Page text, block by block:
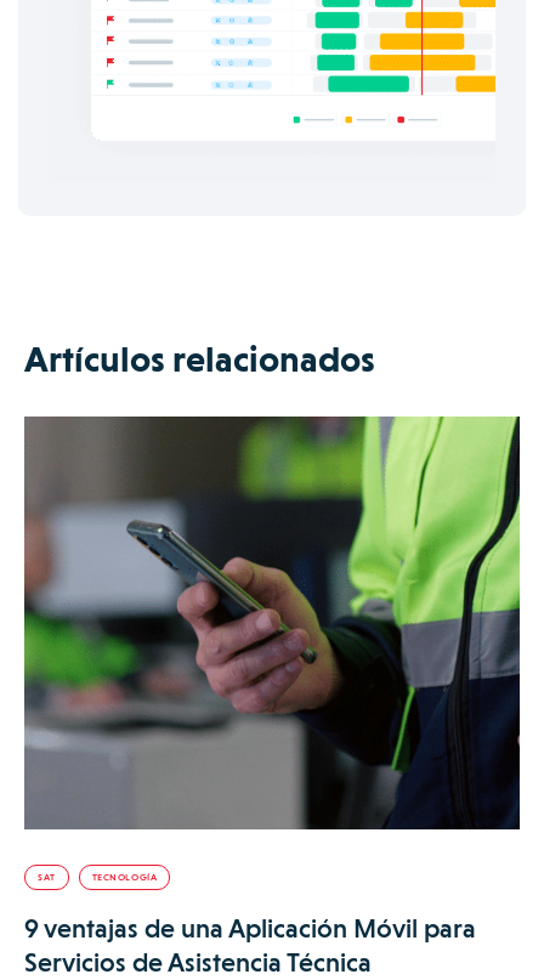
Artículos relacionados
SAT TECNOLOGÍA
9 ventajas de una Aplicación Móvil para
Servicios de Asistencia Técnica